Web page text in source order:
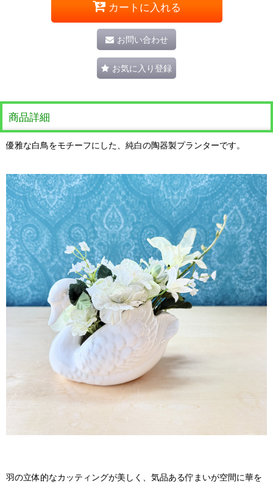
カートに入れる
お問い合わせ
お気に入り登録
商品詳細
優雅な白鳥をモチーフにした、純白の陶器製プランターです。
羽の立体的なカッティングが美しく、気品ある佇まいが空間に華を